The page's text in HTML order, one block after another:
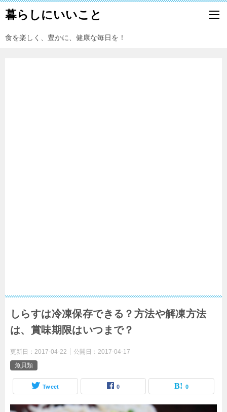
暮らしにいいこと
食を楽しく、豊かに、健康な毎日を！
しらすは冷凍保存できる？方法や解凍方法
は、賞味期限はいつまで？
更新日： 2017-04-22 公開日： 2017-04-17
魚貝類
Tweet 0 0